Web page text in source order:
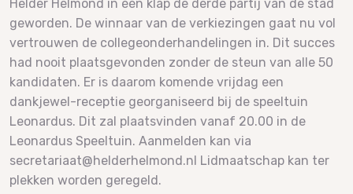
Helder Helmond in één klap de derde partij van de stad
geworden. De winnaar van de verkiezingen gaat nu vol
vertrouwen de collegeonderhandelingen in. Dit succes
had nooit plaatsgevonden zonder de steun van alle 50
kandidaten. Er is daarom komende vrijdag een
dankjewel-receptie georganiseerd bij de speeltuin
Leonardus. Dit zal plaatsvinden vanaf 20.00 in de
Leonardus Speeltuin. Aanmelden kan via
secretariaat@helderhelmond.nl Lidmaatschap kan ter
plekken worden geregeld.